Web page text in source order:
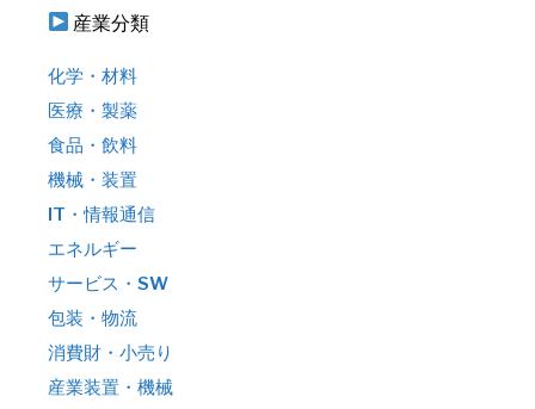
産業分類
化学・材料
医療・製薬
食品・飲料
機械・装置
IT・情報通信
エネルギー
サービス・SW
包装・物流
消費財・小売り
産業装置・機械